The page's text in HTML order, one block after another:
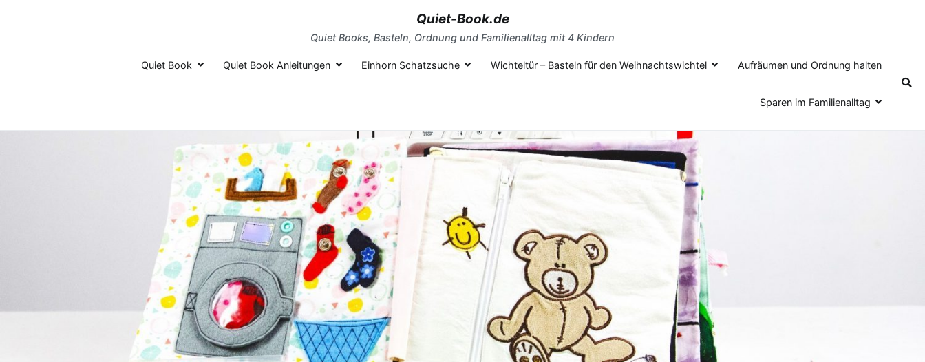
Quiet-Book.de
Quiet Books, Basteln, Ordnung und Familienalltag mit 4 Kindern
Quiet Book Quiet Book Anleitungen Einhorn Schatzsuche Wichteltür – Basteln für den Weihnachtswichtel Aufräumen und Ordnung halten
Sparen im Familienalltag